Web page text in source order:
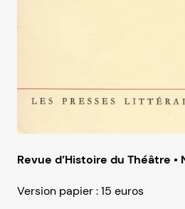
Revue d’Histoire du Théâtre •
Version papier : 15 euros